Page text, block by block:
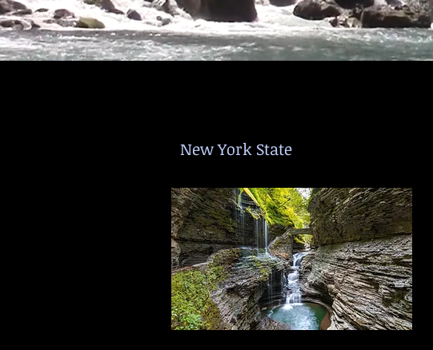
New York State